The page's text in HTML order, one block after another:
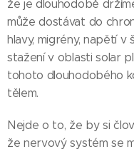
že je dlouhodobě
může dostávat do
hlavy, migrény, napětí v
stažení v oblasti solar
tohoto dlouhodobého
tělem.
Nejde o to, že by si
že nervový systém se